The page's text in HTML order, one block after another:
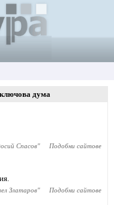
ключова дума
Спасов" Подобни сайтове
Златаров" Подобни сайтове